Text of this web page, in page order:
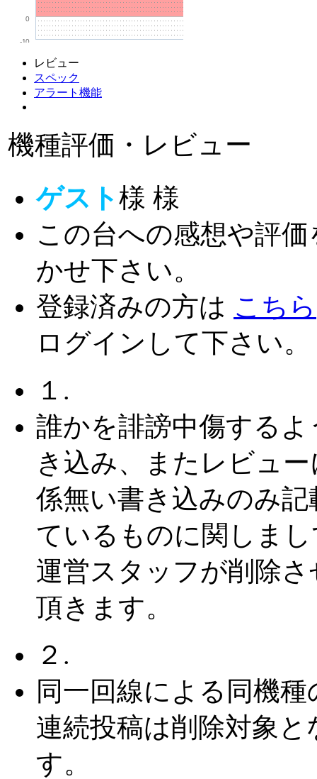
-10
0
レビュー
スペック
アラート機能
機種評価・レビュー
ゲスト様 様
この台への感想や評価
かせ下さい。
登録済みの方は こちら
ログインして下さい。
１.
誰かを誹謗中傷するよ
き込み、またレビュー
係無い書き込みのみ記
ているものに関しま
運営スタッフが削除さ
頂きます。
２.
同一回線による同機種
連続投稿は削除対象と
す。